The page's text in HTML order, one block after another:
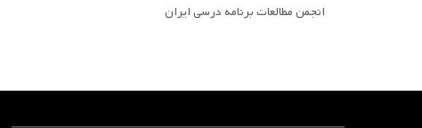
انجمن مطالعات برنامه درسی ایران